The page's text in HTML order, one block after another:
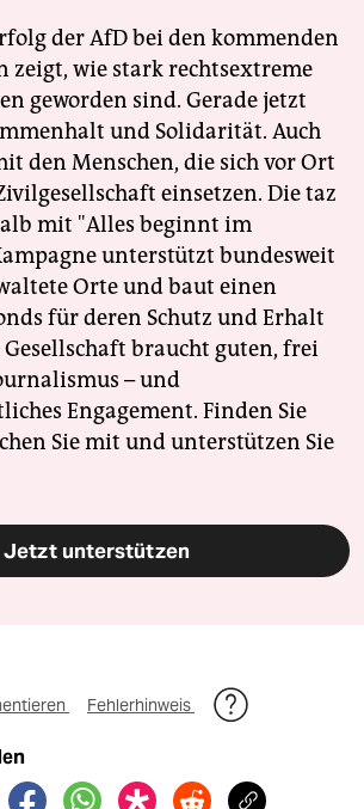
der AfD bei den kommenden
zeigt, wie stark rechtsextreme
geworden sind. Gerade jetzt
und Solidarität. Auch
den Menschen, die sich vor Ort
einsetzen. Die taz
mit "Alles beginnt im
unterstützt bundesweit
Orte und baut einen
für deren Schutz und Erhalt
braucht guten, frei
– und
Engagement. Finden Sie
Sie mit und unterstützen Sie
Jetzt unterstützen
Fehlerhinweis